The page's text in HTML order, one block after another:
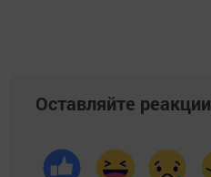
Оставляйте реакции